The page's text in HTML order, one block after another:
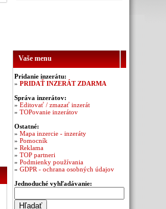
Vaše menu
Pridanie inzerátu:
» PRIDAŤ INZERÁT ZDARMA
Správa inzerátov:
» Editovať / zmazať inzerát
» TOPovanie inzerátov
Ostatné:
» Mapa inzercie - inzeráty
» Pomocník
» Reklama
» TOP partneri
» Podmienky používania
» GDPR - ochrana osobných údajov
Jednoduché vyhľadávanie: